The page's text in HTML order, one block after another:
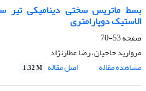
بسط ماتریس سختی دینامیکی تیر
الاستیک دوپارامتری
صفحه53-70
مروارید حاجیان، رضا عطارنژاد
مشاهده مقاله
اصل مقاله 1.32 M